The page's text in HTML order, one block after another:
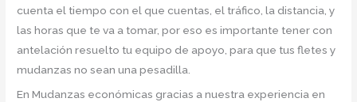
cuenta el tiempo con el que cuentas, el tráfico, la distancia, y
las horas que te va a tomar, por eso es importante tener con
antelación resuelto tu equipo de apoyo, para que tus fletes y
mudanzas no sean una pesadilla.
En Mudanzas económicas gracias a nuestra experiencia en